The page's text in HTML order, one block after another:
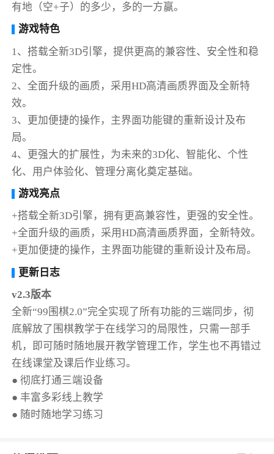
有地（空+子）的多少，多的一方赢。
游戏特色
1、搭载全新3D引擎，提供更高的兼容性、安全性和稳
定性。
2、全面升级的画质，采用HD高清画质界面及全新特
效。
3、更加便捷的操作，主界面功能键的重新设计及布
局。
4、更强大的扩展性，为未来的3D化、智能化、个性
化、用户体验化、管理分离化奠定基础。
游戏亮点
+搭载全新3D引擎，拥有更高兼容性，更强的安全性。
+全面升级的画质，采用HD高清画质界面，全新特效。
+更加便捷的操作，主界面功能键的重新设计及布局。
更新日志
v2.3版本
全新“99围棋2.0”完全实现了所有功能的三端同步，彻
底解放了围棋教学于在线学习的局限性，只需一部手
机，即可随时随地展开教学管理工作，学生也不再错过
在线课堂及课后作业练习。
● 彻底打通三端设备
● 丰富多彩线上教学
● 随时随地学习练习